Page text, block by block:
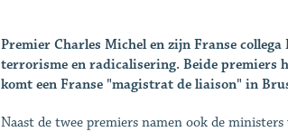
Premier Charles Michel en zijn Franse
terrorisme en radicalisering. Beide premiers
komt een Franse "magistrat de liaison" in
Naast de twee premiers namen ook de